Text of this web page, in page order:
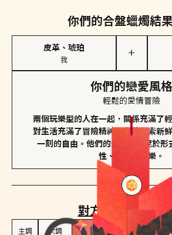
你們的合盤蠟燭結
皮革、琥珀
我
＋
你們的戀愛風格
輕鬆的愛情冒險
兩個玩樂型的人在一起，關係充滿了
對生活充滿了冒險精神，喜歡探索新
一刻的自由。他們的愛情不拘泥於形
性、幽默和享樂。
對方 的主調蠟燭
主調 次調